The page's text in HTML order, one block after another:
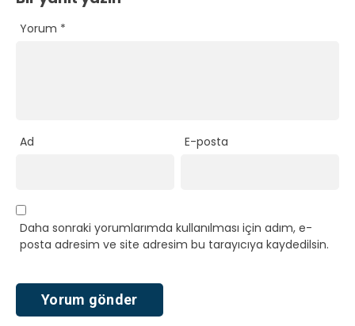
Yorum *
Ad E-posta
Daha sonraki yorumlarımda kullanılması için adım, e-
posta adresim ve site adresim bu tarayıcıya kaydedilsin.